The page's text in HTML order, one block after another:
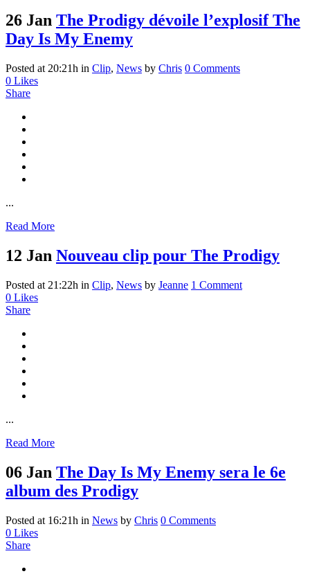
26 Jan The Prodigy dévoile l’explosif The
Day Is My Enemy
Posted at 20:21h in Clip, News by Chris 0 Comments
0 Likes
Share
...
Read More
12 Jan Nouveau clip pour The Prodigy
Posted at 21:22h in Clip, News by Jeanne 1 Comment
0 Likes
Share
...
Read More
06 Jan The Day Is My Enemy sera le 6e
album des Prodigy
Posted at 16:21h in News by Chris 0 Comments
0 Likes
Share